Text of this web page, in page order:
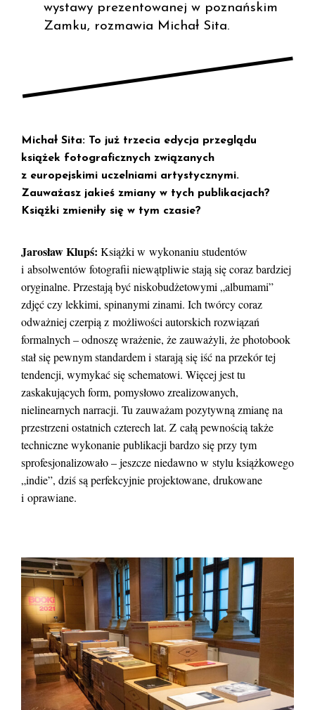
wystawy prezentowanej w poznańskim
Zamku, rozmawia Michał Sita.
Michał Sita: To już trzecia edycja przeglądu
książek fotograficznych związanych
z europejskimi uczelniami artystycznymi.
Zauważasz jakieś zmiany w tych publikacjach?
Książki zmieniły się w tym czasie?
Jarosław Klupś: Książki w wykonaniu studentów
i absolwentów fotografii niewątpliwie stają się coraz bardziej
oryginalne. Przestają być niskobudżetowymi „albumami”
zdjęć czy lekkimi, spinanymi zinami. Ich twórcy coraz
odważniej czerpią z możliwości autorskich rozwiązań
formalnych – odnoszę wrażenie, że zauważyli, że photobook
stał się pewnym standardem i starają się iść na przekór tej
tendencji, wymykać się schematowi. Więcej jest tu
zaskakujących form, pomysłowo zrealizowanych,
nielinearnych narracji. Tu zauważam pozytywną zmianę na
przestrzeni ostatnich czterech lat. Z całą pewnością także
techniczne wykonanie publikacji bardzo się przy tym
sprofesjonalizowało – jeszcze niedawno w stylu książkowego
„indie”, dziś są perfekcyjnie projektowane, drukowane
i oprawiane.